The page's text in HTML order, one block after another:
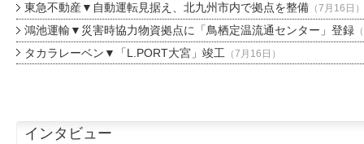
東急不動産▼自動運転見据え、北九州市内で拠点を整備（7月16日）
鴻池運輸▼災害時協力物資拠点に「鳥栖定温流通センター」登録
タカラレーベン▼「L.PORT大宮」竣工 （7月16日）
インタビュー